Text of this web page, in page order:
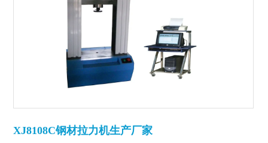
XJ8108C钢材拉力机生产厂家